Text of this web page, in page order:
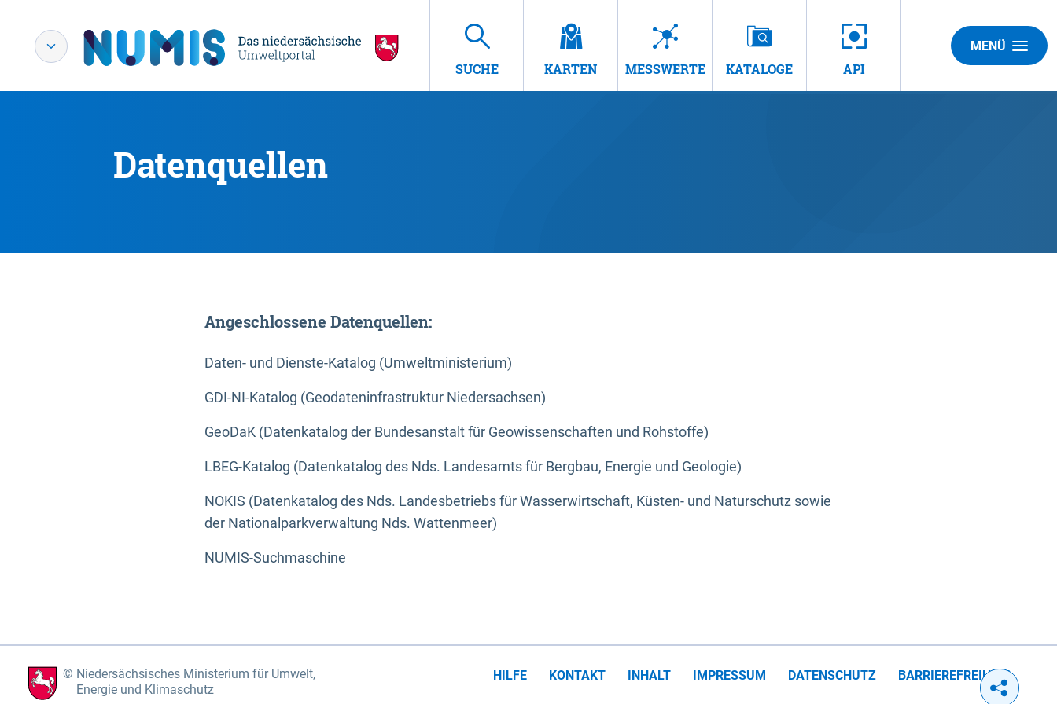
SUCHE KARTEN MESSWERTE KATALOGE API
MENÜ
Datenquellen
Angeschlossene Datenquellen:
Daten- und Dienste-Katalog (Umweltministerium)
GDI-NI-Katalog (Geodateninfrastruktur Niedersachsen)
GeoDaK (Datenkatalog der Bundesanstalt für Geowissenschaften und Rohstoffe)
LBEG-Katalog (Datenkatalog des Nds. Landesamts für Bergbau, Energie und Geologie)
NOKIS (Datenkatalog des Nds. Landesbetriebs für Wasserwirtschaft, Küsten- und Naturschutz sowie
der Nationalparkverwaltung Nds. Wattenmeer)
NUMIS-Suchmaschine
Niedersächsisches Ministerium für Umwelt,
Energie und Klimaschutz
HILFE KONTAKT INHALT IMPRESSUM DATENSCHUTZ BARRIEREFREIHEIT